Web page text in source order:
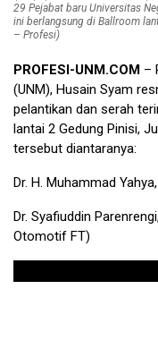
29 Pejabat baru Universitas
ini berlangsung di Ballroom
– Profesi)
PROFESI-UNM.COM –
(UNM), Husain Syam
pelantikan dan serah
lantai 2 Gedung Pinisi,
tersebut diantaranya:
Dr. H. Muhammad
Dr. Syafiuddin
Otomotif FT)